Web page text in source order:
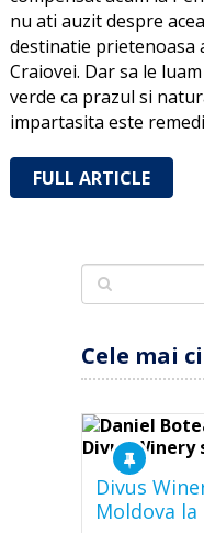
nu ati auzit despre
destinatie prietenoasa
Craiovei. Dar sa le
verde ca prazul si
impartasita este
FULL ARTICLE
Cele mai
Divus
Moldova